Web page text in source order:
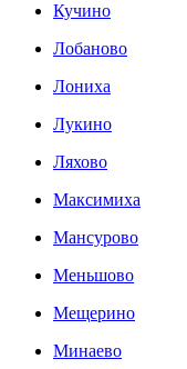
Кучино
Лобаново
Лониха
Лукино
Ляхово
Максимиха
Мансурово
Меньшово
Мещерино
Минаево